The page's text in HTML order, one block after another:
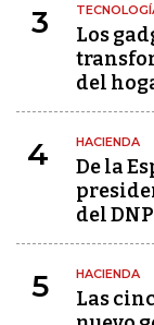
3
Los
del
4 HACIENDA
De la
del DNP
5 HACIENDA
Las